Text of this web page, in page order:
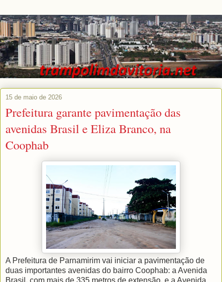
15 de maio de 2026
Prefeitura garante pavimentação das
avenidas Brasil e Eliza Branco, na
Coophab
A Prefeitura de Parnamirim vai iniciar a pavimentação de
duas importantes avenidas do bairro Coophab: a Avenida
Brasil, com mais de 335 metros de extensão, e a Avenida